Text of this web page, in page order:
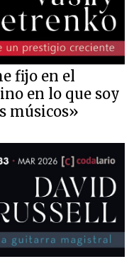
fijo en el
en lo que soy
músicos»